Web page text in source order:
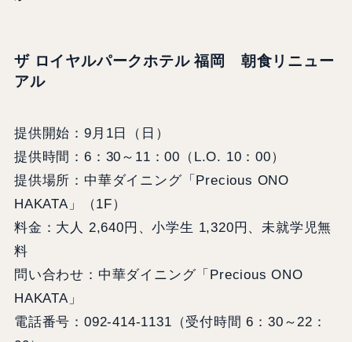
ザ ロイヤルパークホテル 福岡 朝食リニュー
アル
提供開始：9月1日（日）
提供時間：6：30～11：00（L.O. 10：00）
提供場所：中華ダイニング「Precious ONO
HAKATA」（1F）
料金：大人 2,640円、小学生 1,320円、未就学児無
料
問い合わせ：中華ダイニング「Precious ONO
HAKATA」
電話番号：092-414-1131（受付時間 6：30～22：